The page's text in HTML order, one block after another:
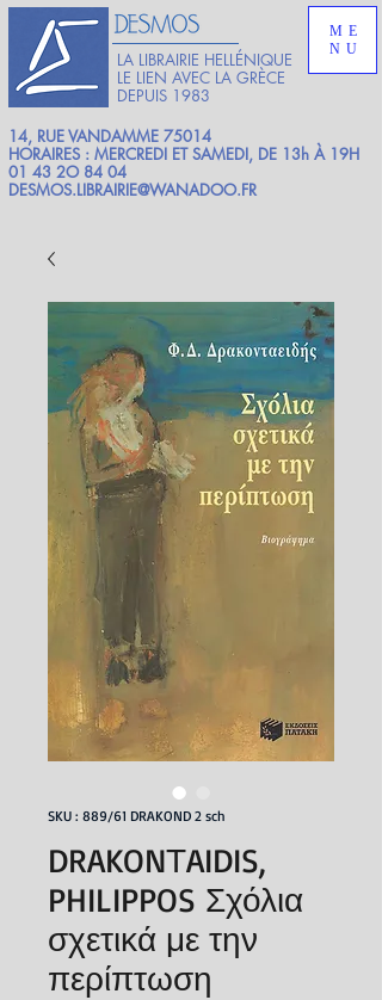
LA LIBRAIRIE HELLÉNIQUE
LE LIEN AVEC LA GRÈCE
DEPUIS 1983
ME
NU
14, RUE VANDAMME 75014
HORAIRES : MERCREDI ET SAMEDI, DE 13h À 19H
01 43 2O 84 04
DESMOS.LIBRAIRIE@WANADOO.FR
SKU : 889/61 DRAKOND 2 sch
DRAKONΤAIDIS,
PHILIPPOS Σχόλια
σχετικά με την
περίπτωση